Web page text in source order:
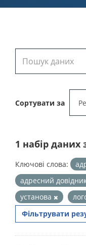
Сортувати за
1 набір даних
Ключові слова:
адресний
установа
Фільтрувати